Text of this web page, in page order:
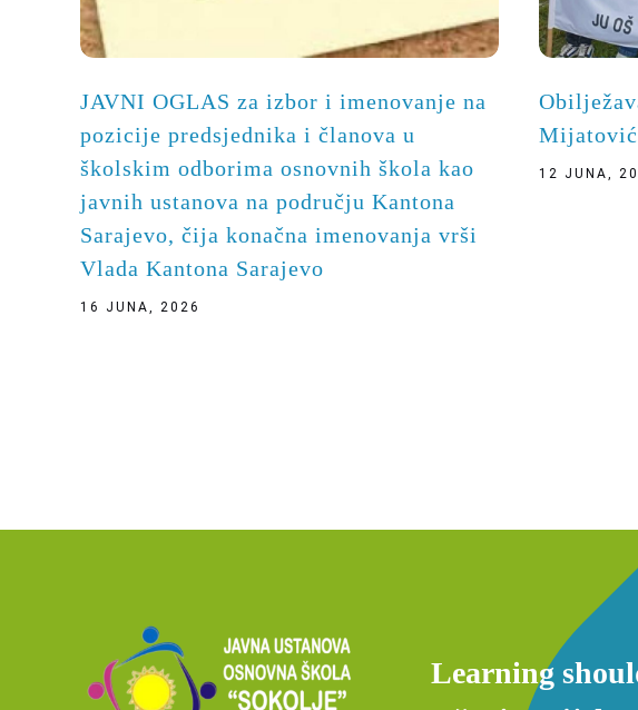
JAVNI OGLAS za izbor i imenovanje na
pozicije predsjednika i članova u
školskim odborima osnovnih škola kao
javnih ustanova na području Kantona
Sarajevo, čija konačna imenovanja vrši
Vlada Kantona Sarajevo
16 JUNA, 2026
12 JUNA,
Learning